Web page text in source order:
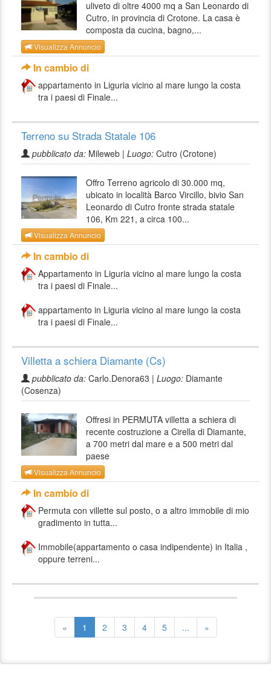
uliveto di oltre 4000 mq a San Leonardo di
Cutro, in provincia di Crotone. La casa è
composta da cucina, bagno,...
Visualizza Annuncio
In cambio di
appartamento in Liguria vicino al mare lungo la costa
tra i paesi di Finale...
Terreno su Strada Statale 106
pubblicato da: Mileweb | Luogo: Cutro (Crotone)
Offro Terreno agricolo di 30.000 mq,
ubicato in località Barco Vircillo, bivio San
Leonardo di Cutro fronte strada statale
106, Km 221, a circa 100...
Visualizza Annuncio
In cambio di
Appartamento in Liguria vicino al mare lungo la costa
tra i paesi di Finale...
appartamento in Liguria vicino al mare lungo la costa
tra i paesi di Finale...
Villetta a schiera Diamante (Cs)
pubblicato da: Carlo.Denora63 | Luogo: Diamante
(Cosenza)
Offresi in PERMUTA villetta a schiera di
recente costruzione a Cirella di Diamante,
a 700 metri dal mare e a 500 metri dal
paese
Visualizza Annuncio
In cambio di
Permuta con villette sul posto, o a altro immobile di mio
gradimento in tutta...
Immobile(appartamento o casa indipendente) in Italia ,
oppure terreni...
« 1 2 3 4 5 ... »